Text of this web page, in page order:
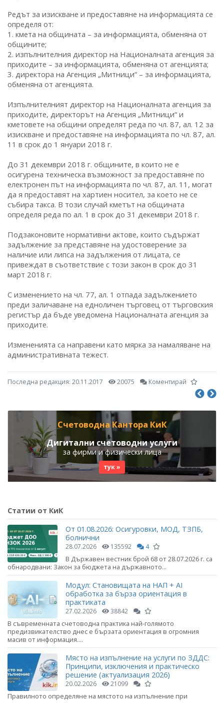
Редът за изискване и предоставяне на информацията се
определя от:
1. кмета на общината – за информацията, обменяна от
общините;
2. изпълнителния директор на Националната агенция за
приходите – за информацията, обменяна от агенцията;
3. директора на Агенция „Митници“ – за информацията,
обменяна от агенцията.
Изпълнителният директор на Националната агенция за
приходите, директорът на Агенция „Митници“ и
кметовете на общини определят реда по чл. 87, ал. 12 за
изискване и предоставяне на информацията по чл. 87, ал.
11 в срок до 1 януари 2018 г.
До 31 декември 2018 г. общините, в които не е
осигурена техническа възможност за предоставяне по
електронен път на информацията по чл. 87, ал. 11, могат
да я предоставят на хартиен носител, за което не се
събира такса. В този случай кметът на общината
определя реда по ал. 1 в срок до 31 декември 2018 г.
Подзаконовите нормативни актове, които съдържат
задължение за представяне на удостоверение за
наличие или липса на задължения от лицата, се
привеждат в съответствие с този закон в срок до 31
март 2018 г.
С изменението на чл. 77, ал. 1 отпада задължението
преди заличаване на едноличен търговец от търговския
регистър да бъде уведомена Националната агенция за
приходите.
Измененията са направени като мярка за намаляване на
административната тежест.
Последна редакция: 20.11.2017 20075 Коментирай
Счетоводна Кантора КиК
Дигитални счетоводни услуги
за фирми и физически лица
тук »
Статии от КиК
От 01.08.2026: Осигуровки, МОД, ТЗПБ,
болнични
28.07.2026 135592 4
В Държавен вестник брой 68 от 28.07.2026 г. са
обнародвани: Закон за бюджета на държавното...
Модул: Становищата на НАП + AI
обработка за бърза ориентация в
практиката
27.02.2026 38842
В съвременната счетоводна практика най-голямото
предизвикателство днес е бързата ориентация в огромния
масив от информация....
Място на изпълнение на услуги по ЗДДС:
Принципи, изключения и практическо
решение (актуализация 2026)
20.02.2026 21099
Правилното определяне на мястото на изпълнение при